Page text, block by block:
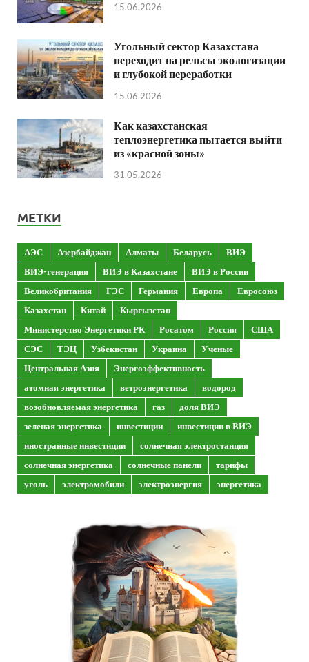
15.06.2026
Угольный сектор Казахстана
переходит на рельсы экологизации
и глубокой переработки
15.06.2026
Как казахстанская
теплоэнергетика пытается выйти
из «красной зоны»
31.05.2026
МЕТКИ
АЭС Азербайджан Алматы Беларусь
ВИЭ
ВИЭ-генерация
ВИЭ в Казахстане
ВИЭ в России
Великобритания
ГЭС Германия Европа
Евросоюз
Казахстан
Китай
Кыргызстан
Министерство Энергетики РК
Росатом Россия
США
СЭС
ТЭЦ Узбекистан Украина
Ученые
Центральная Азия
Энергоэффективность
атомная энергетика
ветроэнергетика
водород
возобновляемая энергетика
газ
доля ВИЭ
зеленая энергетика
инвестиции
инвестиции в ВИЭ
иностранные инвестиции
солнечная электростанция
солнечная энергетика
солнечные панели
тарифы
уголь
электромобили электроэнергия энергетика